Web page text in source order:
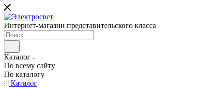
Интернет-магазин представительского класса
Каталог
По всему сайту
По каталогу
Каталог